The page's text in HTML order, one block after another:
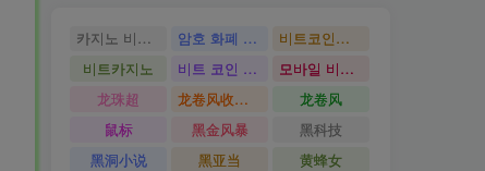
카지노 비트코인 암호 화폐 카지노
비트코인카지노
비트카지노
비트 코인 온라인 카지노
모바일 비트 코인 카지노
龙珠超
龙卷风收音机
龙卷风
鼠标
黑金风暴
黑科技
黑洞小说
黑亚当
黄蜂女